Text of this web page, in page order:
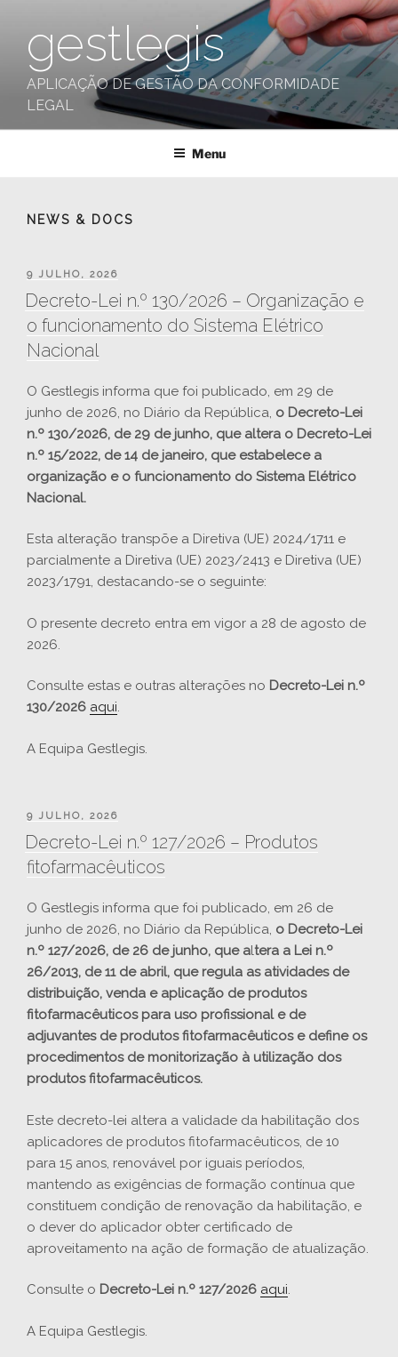
conteúdo
gestlegis
APLICAÇÃO DE GESTÃO DA CONFORMIDADE
LEGAL
Menu
NEWS & DOCS
PUBLICADO
EM
9 JULHO, 2026
Decreto-Lei n.º 130/2026 – Organização e
o funcionamento do Sistema Elétrico
Nacional
O Gestlegis informa que foi publicado, em 29 de
junho de 2026, no Diário da República, o Decreto-Lei
n.º 130/2026, de 29 de junho, que altera o Decreto-Lei
n.º 15/2022, de 14 de janeiro, que estabelece a
organização e o funcionamento do Sistema Elétrico
Nacional.
Esta alteração transpõe a Diretiva (UE) 2024/1711 e
parcialmente a Diretiva (UE) 2023/2413 e Diretiva (UE)
2023/1791, destacando-se o seguinte:
O presente decreto entra em vigor a 28 de agosto de
2026.
Consulte estas e outras alterações no Decreto-Lei n.º
130/2026 aqui.
A Equipa Gestlegis.
PUBLICADO
EM
9 JULHO, 2026
Decreto-Lei n.º 127/2026 – Produtos
fitofarmacêuticos
O Gestlegis informa que foi publicado, em 26 de
junho de 2026, no Diário da República, o Decreto-Lei
n.º 127/2026, de 26 de junho, que altera a Lei n.º
26/2013, de 11 de abril, que regula as atividades de
distribuição, venda e aplicação de produtos
fitofarmacêuticos para uso profissional e de
adjuvantes de produtos fitofarmacêuticos e define os
procedimentos de monitorização à utilização dos
produtos fitofarmacêuticos.
Este decreto-lei altera a validade da habilitação dos
aplicadores de produtos fitofarmacêuticos, de 10
para 15 anos, renovável por iguais períodos,
mantendo as exigências de formação contínua que
constituem condição de renovação da habilitação, e
o dever do aplicador obter certificado de
aproveitamento na ação de formação de atualização.
Consulte o Decreto-Lei n.º 127/2026 aqui.
A Equipa Gestlegis.